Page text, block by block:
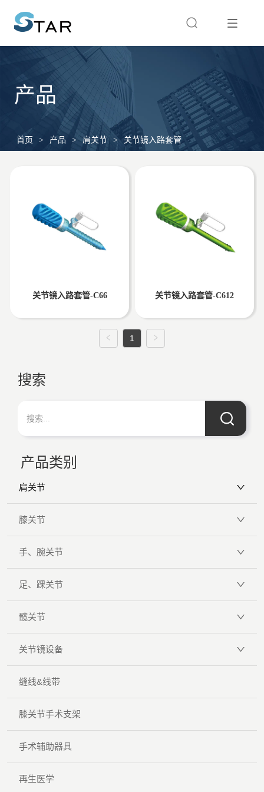
产品
首页 > 产品 > 肩关节 > 关节镜入路套管
关节镜入路套管-C66 关节镜入路套管-C612
1
搜索
产品类别
肩关节
膝关节
手、腕关节
足、踝关节
髋关节
关节镜设备
缝线&线带
膝关节手术支架
手术辅助器具
再生医学